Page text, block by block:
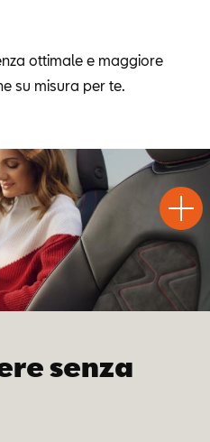
ottimale e maggiore
su misura per te.
senza
Test
Drive
Chiama